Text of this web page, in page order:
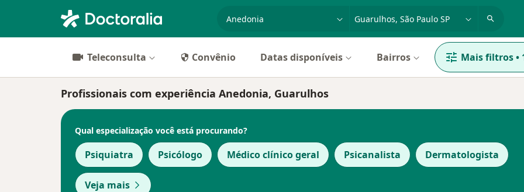
Teleconsulta Convênio Datas disponíveis Bairros Mais filtros•
Profissionais com experiência Anedonia, Guarulhos
Qual especialização você está procurando?
Psiquiatra Psicólogo Médico clínico geral Psicanalista Dermatologista
Veja mais